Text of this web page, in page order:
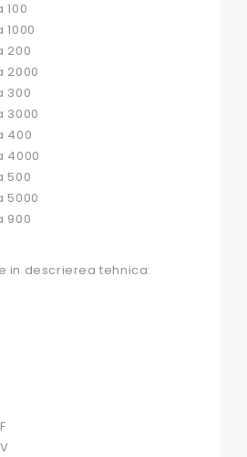
200
2000
300
3000
400
4000
500
5000
900
in descrierea tehnica: